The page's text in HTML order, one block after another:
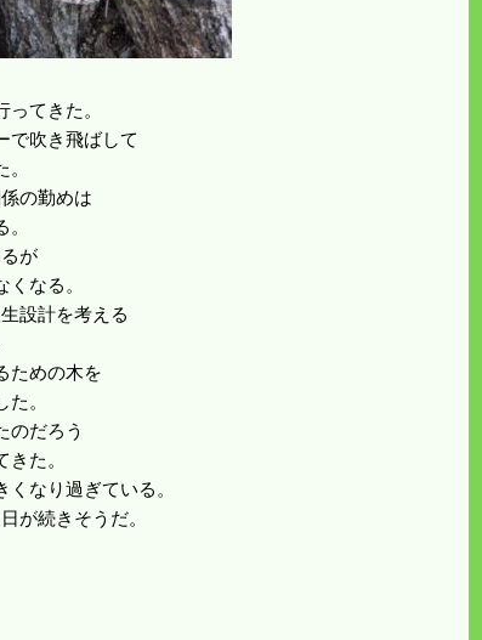
てきた。
で吹き飛ばして
の勤めは
が
なる。
設計を考える
ための木を
。
のだろう
た。
なり過ぎている。
が続きそうだ。